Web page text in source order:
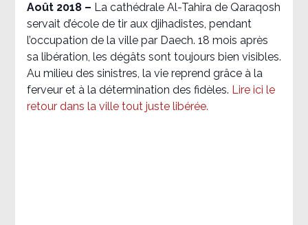
Août 2018 – La cathédrale Al-Tahira de Qaraqosh
servait d’école de tir aux djihadistes, pendant
l’occupation de la ville par Daech. 18 mois après
sa libération, les dégâts sont toujours bien visibles.
Au milieu des sinistres, la vie reprend grâce à la
ferveur et à la détermination des fidèles. Lire ici le
retour dans la ville tout juste libérée.